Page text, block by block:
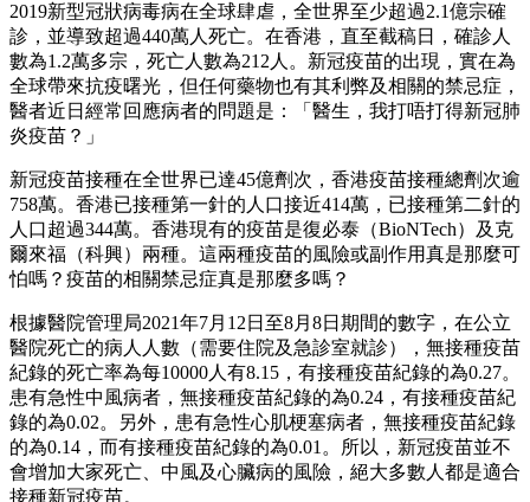
2019新型冠狀病毒病在全球肆虐，全世界至少超過2.1億宗確
診，並導致超過440萬人死亡。在香港，直至截稿日，確診人
數為1.2萬多宗，死亡人數為212人。新冠疫苗的出現，實在為
全球帶來抗疫曙光，但任何藥物也有其利弊及相關的禁忌症，
醫者近日經常回應病者的問題是：「醫生，我打唔打得新冠肺
炎疫苗？」
新冠疫苗接種在全世界已達45億劑次，香港疫苗接種總劑次逾
758萬。香港已接種第一針的人口接近414萬，已接種第二針的
人口超過344萬。香港現有的疫苗是復必泰（BioNTech）及克
爾來福（科興）兩種。這兩種疫苗的風險或副作用真是那麼可
怕嗎？疫苗的相關禁忌症真是那麼多嗎？
根據醫院管理局2021年7月12日至8月8日期間的數字，在公立
醫院死亡的病人人數（需要住院及急診室就診），無接種疫苗
紀錄的死亡率為每10000人有8.15，有接種疫苗紀錄的為0.27。
患有急性中風病者，無接種疫苗紀錄的為0.24，有接種疫苗紀
錄的為0.02。另外，患有急性心肌梗塞病者，無接種疫苗紀錄
的為0.14，而有接種疫苗紀錄的為0.01。所以，新冠疫苗並不
會增加大家死亡、中風及心臟病的風險，絕大多數人都是適合
接種新冠疫苗。